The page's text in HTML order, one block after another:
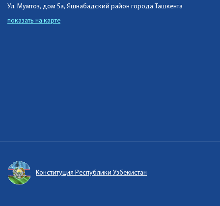
Ул. Мумтоз, дом 5а, Яшнабадский район города Ташкента
показать на карте
Конституция Республики Узбекистан